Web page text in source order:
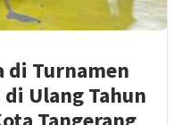
di Turnamen
Ulang Tahun